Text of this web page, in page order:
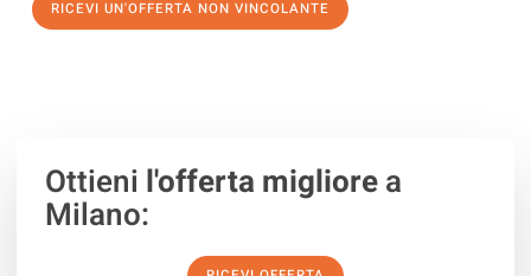
RICEVI UN'OFFERTA NON VINCOLANTE
Ottieni l'offerta migliorea
Milano: